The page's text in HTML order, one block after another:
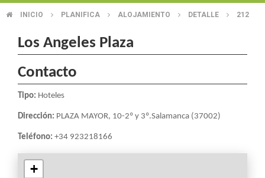
SOBRESCRIBIR
ENLACES
DE
AYUDA
LA
NAVEGACIÓN
INICIO PLANIFICA ALOJAMIENTO DETALLE 212
Los Angeles Plaza
Contacto
Tipo: Hoteles
Dirección: PLAZA MAYOR, 10-2º y 3º.Salamanca (37002)
Teléfono: +34 923218166
+